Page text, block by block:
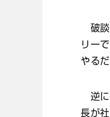
破談
リー
やる
逆に
長が